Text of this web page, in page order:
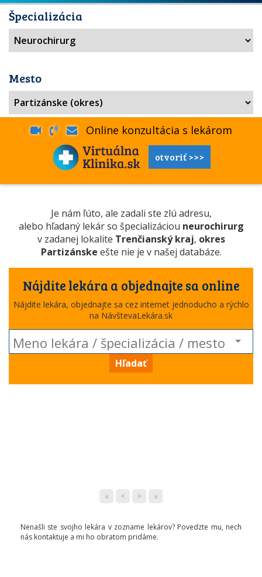
Špecializácia
Mesto
Online konzultácia s lekárom
otvoriť >>>
Je nám ľúto, ale zadali ste zlú adresu,
alebo hľadaný lekár so špecializáciou neurochirurg
v zadanej lokalite Trenčianský kraj, okres
Partizánske ešte nie je v našej databáze.
Nájdite lekára a objednajte sa online
Nájdite lekára, objednajte sa cez internet jednoducho a rýchlo
na NávštevaLekára.sk
Hľadať
« < > »
Nenašli ste svojho lekára v zozname lekárov? Povedzte mu, nech
nás kontaktuje a mi ho obratom pridáme.